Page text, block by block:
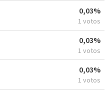
0,03%
1 votos
0,03%
1 votos
0,03%
1 votos